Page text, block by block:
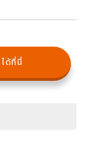
ด้ที่นี่